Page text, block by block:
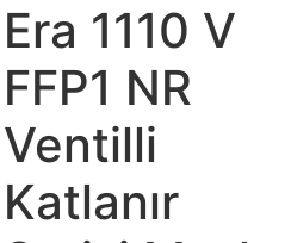
Era 1110 V
FFP1 NR
Ventilli
Katlanır